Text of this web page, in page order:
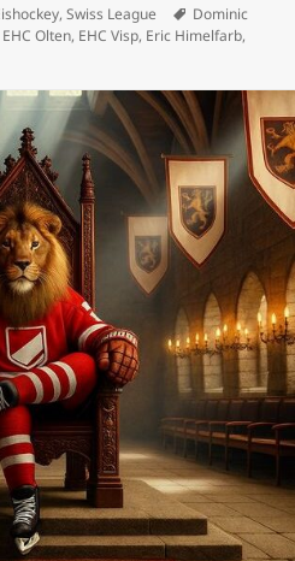
,Swiss League Schlagwörter
Dominic
EHC Olten, EHC Visp, Eric Himelfarb,